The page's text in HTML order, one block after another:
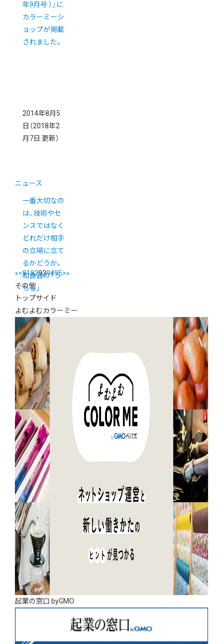
年9月号 ）』に
カラーミーシ
ョップが掲載
されました。
2014年8月5
日 （2018年2
月7日 更新）
ニュース
一番大切なの
は、技術やセ
ンスではなく
どれだけ相手
の立場に立て
るかどうか。
和食器の「う
ちる」
«<9192939495>»
その他
トップサイド
よむよむカラーミー
起業の窓口 byGMO